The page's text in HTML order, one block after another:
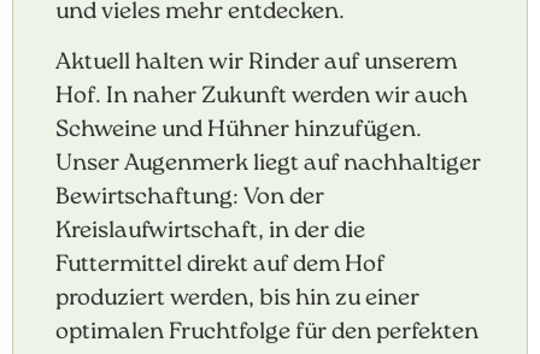
und vieles mehr entdecken.
Aktuell halten wir Rinder auf unserem
Hof. In naher Zukunft werden wir auch
Schweine und Hühner hinzufügen.
Unser Augenmerk liegt auf nachhaltiger
Bewirtschaftung: Von der
Kreislaufwirtschaft, in der die
Futtermittel direkt auf dem Hof
produziert werden, bis hin zu einer
optimalen Fruchtfolge für den perfekten